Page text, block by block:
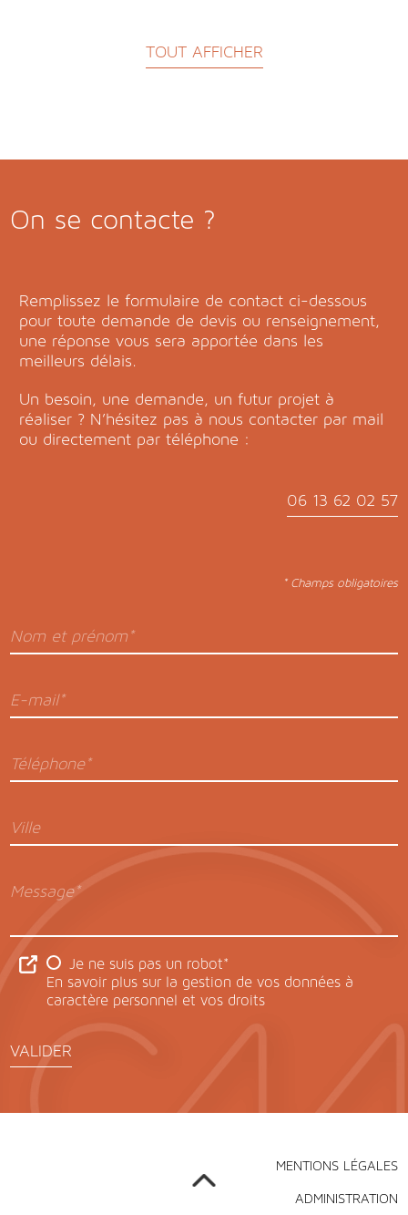
TOUT AFFICHER
On se contacte ?
Remplissez le formulaire de contact ci-dessous
pour toute demande de devis ou renseignement,
une réponse vous sera apportée dans les
meilleurs délais.
Un besoin, une demande, un futur projet à
réaliser ? N’hésitez pas à nous contacter par mail
ou directement par téléphone :
06 13 62 02 57
* Champs obligatoires
Nom et prénom*
E-mail*
Téléphone*
Ville
Message*
Je ne suis pas un robot*
En savoir plus sur la gestion de vos données à
caractère personnel et vos droits
VALIDER
MENTIONS LÉGALES
ADMINISTRATION